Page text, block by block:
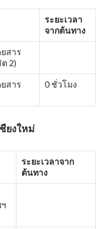
ระยะเวลา
จากต้นทาง
สาร
2)
สาร
0 ชั่วโมง
ยงใหม่
ระยะเวลาจาก
ต้นทาง